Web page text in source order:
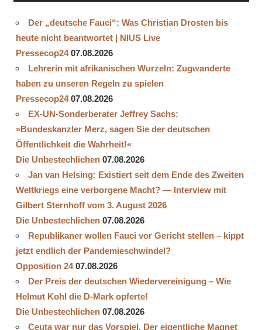
Der „deutsche Fauci“: Was Christian Drosten bis
heute nicht beantwortet | NIUS Live
Pressecop24 07.08.2026
Lehrerin mit afrikanischen Wurzeln: Zugwanderte
haben zu unseren Regeln zu spielen
Pressecop24 07.08.2026
EX-UN-Sonderberater Jeffrey Sachs:
»Bundeskanzler Merz, sagen Sie der deutschen
Öffentlichkeit die Wahrheit!«
Die Unbestechlichen 07.08.2026
Jan van Helsing: Existiert seit dem Ende des Zweiten
Weltkriegs eine verborgene Macht? — Interview mit
Gilbert Sternhoff vom 3. August 2026
Die Unbestechlichen 07.08.2026
Republikaner wollen Fauci vor Gericht stellen – kippt
jetzt endlich der Pandemieschwindel?
Opposition 24 07.08.2026
Der Preis der deutschen Wiedervereinigung – Wie
Helmut Kohl die D‑Mark opferte!
Die Unbestechlichen 07.08.2026
Ceuta war nur das Vorspiel. Der eigentliche Magnet